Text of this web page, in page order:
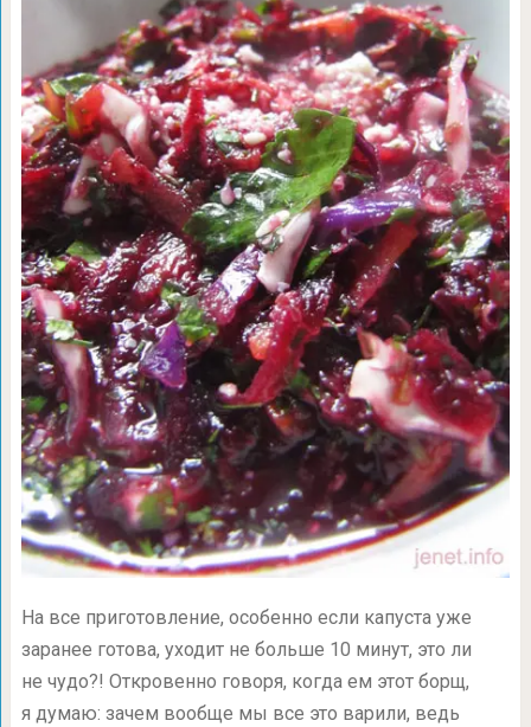
На все приготовление, особенно если капуста уже
заранее готова, уходит не больше 10 минут, это ли
не чудо?! Откровенно говоря, когда ем этот борщ,
я думаю: зачем вообще мы все это варили, ведь